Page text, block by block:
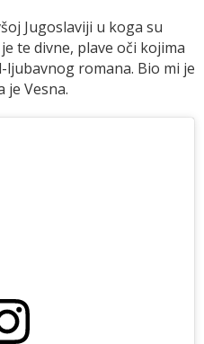
Jugoslaviji u koga su
te divne, plave oči kojima
ljubavnog romana. Bio mi je
je Vesna.